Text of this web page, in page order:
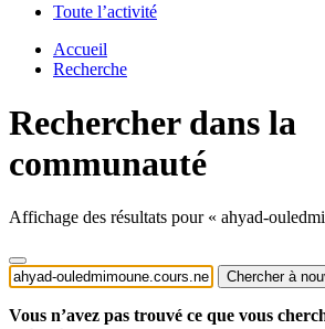
Toute l’activité
Accueil
Recherche
Rechercher dans la
communauté
Affichage des résultats pour « ahyad-
Chercher à
Vous n’avez pas trouvé ce que vous